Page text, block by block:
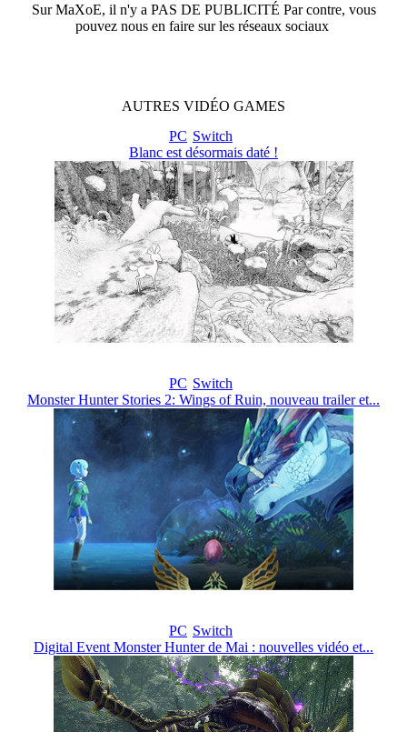
SurMaXoE, il n'y a PAS DE PUBLICITÉ Par contre, vous
pouvez nous en faire sur les réseaux sociaux
AUTRES VIDÉO GAMES
PC Switch
Blanc est désormais daté !
PC Switch
Monster Hunter Stories 2: Wings of Ruin, nouveau trailer et...
PC Switch
Digital Event Monster Hunter de Mai : nouvelles vidéo et...